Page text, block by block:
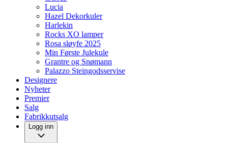
Lucia
Hazel Dekorkuler
Harlekin
Rocks XO lamper
Rosa sløyfe 2025
Min Første Julekule
Grantre og Snømann
Palazzo Steingodsservise
Designere
Nyheter
Premier
Salg
Fabrikkutsalg
Logg inn